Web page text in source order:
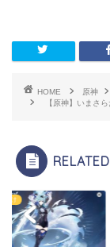
HOME 原神
【原神】いまさ
キャラクター評価